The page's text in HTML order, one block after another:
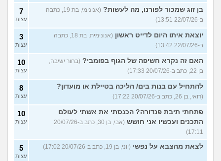
בן זוג שמכור לפורנו, מה לעשות?
(אנונימי, בת 19, כתבה
ב-22/07/26 13:51)
7
עצות
יוצאת איתו היום לדייט ראשון
(אנונימית, בת 18, כתבה
ב-22/07/26 13:42)
3
עצות
האם זה נקרא חשיפה של הגוף בפומבי? (בחור ישיבה,
בן 22, כתב ב-20/07/26 17:33)
10
עצות
להתחיל עם בנות בים/ הליכה בטיילת או מועדון?
(רואי, בן 26, כתב ב-20/07/26 17:22)
8
עצות
פתחתי תיבת פנדורה? הכנסתי את אשתי לעולם
התכנים ועכשיו אני חושש
(אבי, בן 30, כתב ב-20/07/26
17:11)
10
עצות
לצאת מהצבא על נפשי (יוני, בן 19, כתב ב-20/07/26 17:02) 5
עצות